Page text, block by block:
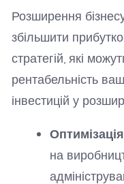
Розширення
збільшити
стратегій, які
рентабельність
інвестицій у
на